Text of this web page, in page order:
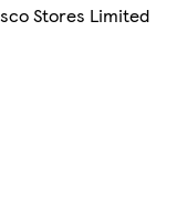
Stores Limited